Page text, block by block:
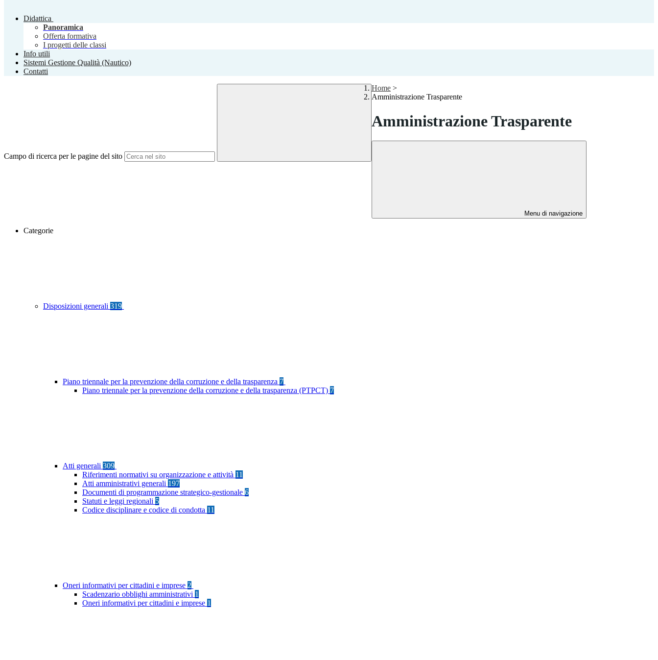
Didattica
Panoramica
Offerta formativa
I progetti delle classi
Info utili
Sistemi Gestione Qualità (Nautico)
Contatti
Campo di ricerca per le pagine del sito
Home >
Amministrazione Trasparente
Amministrazione Trasparente
Menu di navigazione
Categorie
Disposizioni generali 319
Piano triennale per la prevenzione della corruzione e della trasparenza 7
Piano triennale per la prevenzione della corruzione e della trasparenza (PTPCT) 7
Atti generali 309
Riferimenti normativi su organizzazione e attività 11
Atti amministrativi generali 197
Documenti di programmazione strategico-gestionale 6
Statuti e leggi regionali 5
Codice disciplinare e codice di condotta 11
Oneri informativi per cittadini e imprese 2
Scadenzario obblighi amministrativi 1
Oneri informativi per cittadini e imprese 1